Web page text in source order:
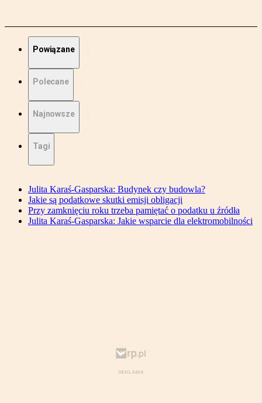
Powiązane
Polecane
Najnowsze
Tagi
Julita Karaś-Gasparska: Budynek czy budowla?
Jakie są podatkowe skutki emisji obligacji
Przy zamknięciu roku trzeba pamiętać o podatku u źródła
Julita Karaś-Gasparska: Jakie wsparcie dla elektromobilności